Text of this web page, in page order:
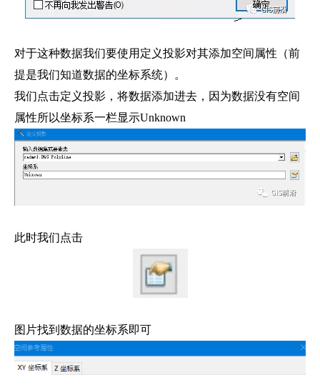
对于这种数据我们要使用定义投影对其添加空间属性（前
提是我们知道数据的坐标系统）。
我们点击定义投影，将数据添加进去，因为数据没有空间
属性所以坐标系一栏显示Unknown
此时我们点击
图片找到数据的坐标系即可